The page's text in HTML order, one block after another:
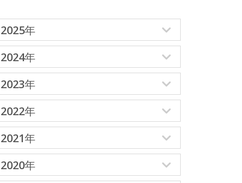
2025年
2024年
2023年
2022年
2021年
2020年